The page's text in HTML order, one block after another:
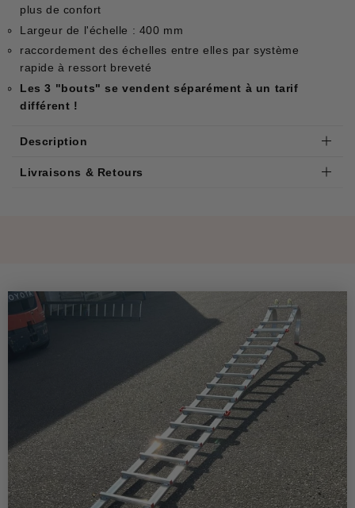
plus de confort
Largeur de l'échelle : 400 mm
raccordement des échelles entre elles par système
rapide à ressort breveté
Les 3 "bouts" se vendent séparément à un tarif
différent !
Description
Livraisons & Retours